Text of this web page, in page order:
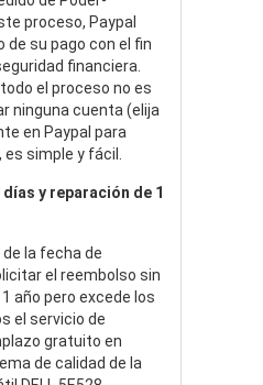
proceso, Paypal
de su pago con el fin
financiera.
el proceso no es
ninguna cuenta (elija
en Paypal para
simple y fácil.
días y reparación de 1
de la fecha de
el reembolso sin
año pero excede los
el servicio de
gratuito en
de calidad de la